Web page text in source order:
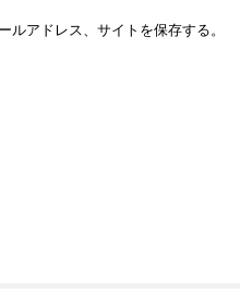
アドレス、サイトを保存する。